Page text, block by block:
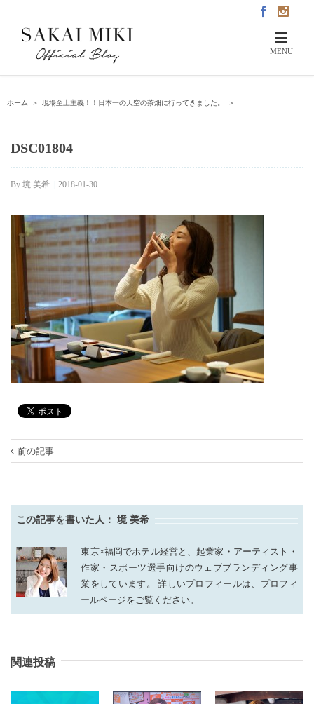
ホーム ＞ 現場至上主義！！日本一の天空の茶畑に行ってきました。 ＞
DSC01804
By 境 美希 2018-01-30
前の記事
この記事を書いた人：境 美希
東京×福岡でホテル経営と、起業家・アーティスト・
作家・スポーツ選手向けのウェブブランディング事
業をしています。 詳しいプロフィールは、プロフィ
ールページをご覧ください。
関連投稿